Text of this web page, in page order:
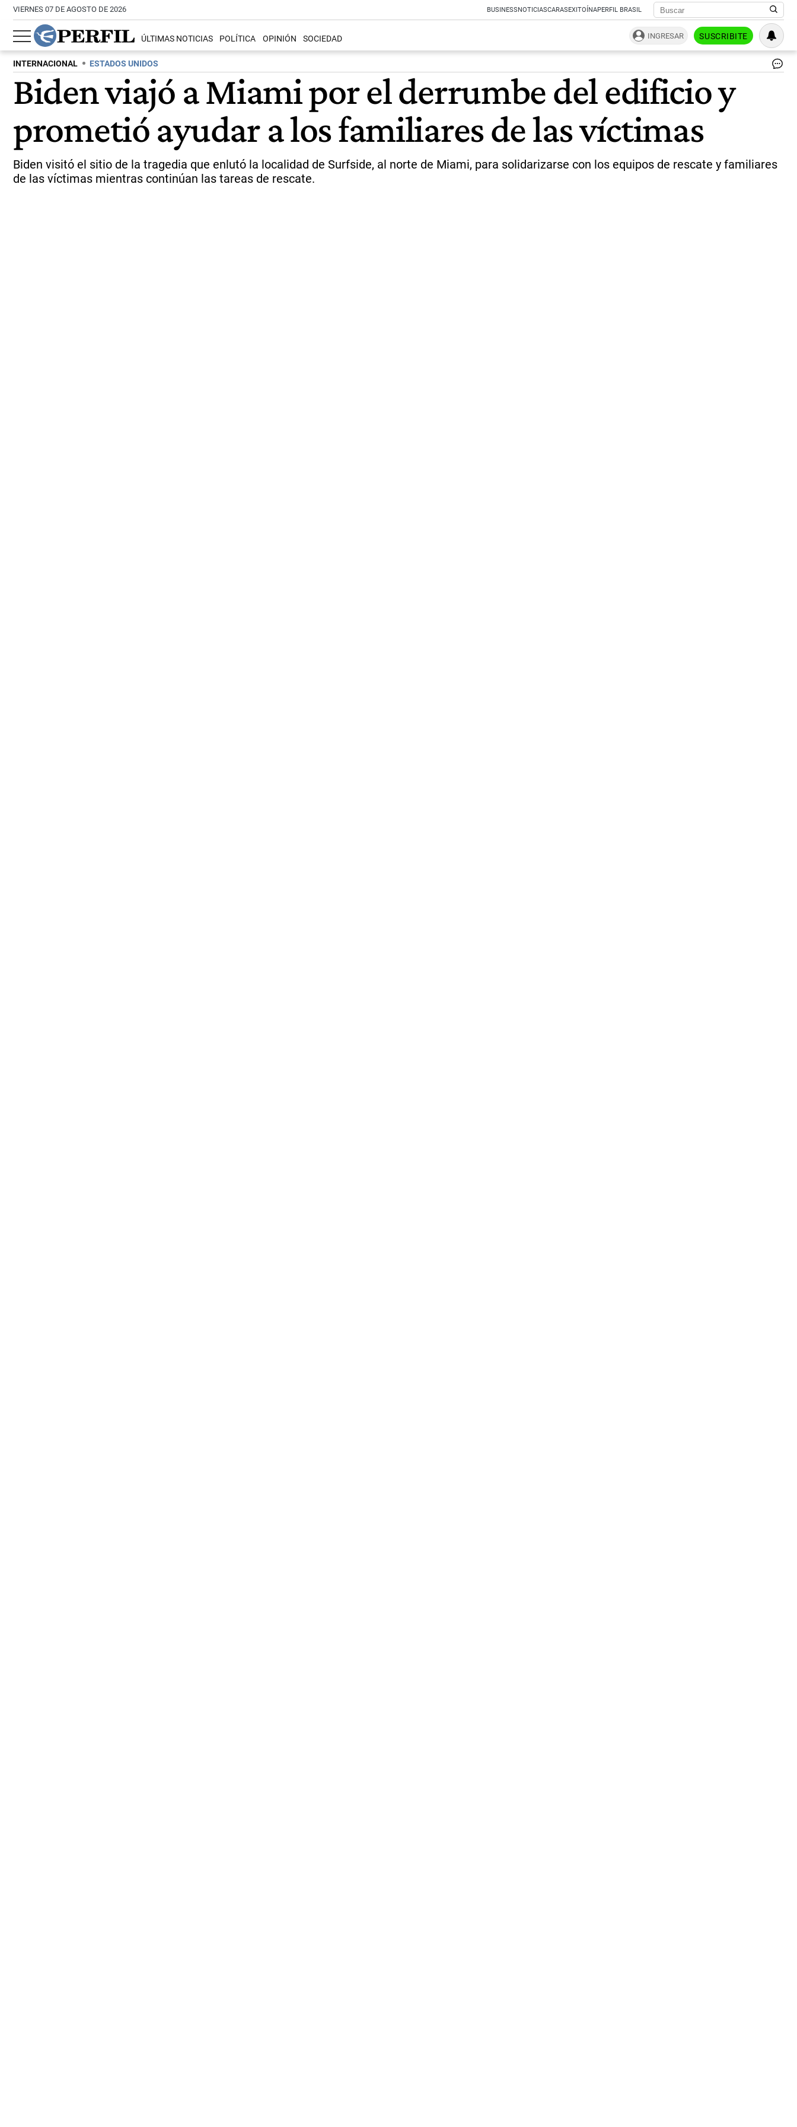
VIERNES 07 DE AGOSTO DE 2026 BUSINESSNOTICIASCARASEXITOÍNAPERFIL BRASIL
ÚLTIMAS NOTICIAS POLÍTICA OPINIÓN SOCIEDAD INGRESAR SUSCRIBITE
INTERNACIONAL ESTADOS UNIDOS
Biden viajó a Miami por el derrumbe del edificio y
prometió ayudar a los familiares de las víctimas
Biden visitó el sitio de la tragedia que enlutó la localidad de Surfside, al norte de Miami, para solidarizarse con los equipos de rescate y familiares
de las víctimas mientras continúan las tareas de rescate.